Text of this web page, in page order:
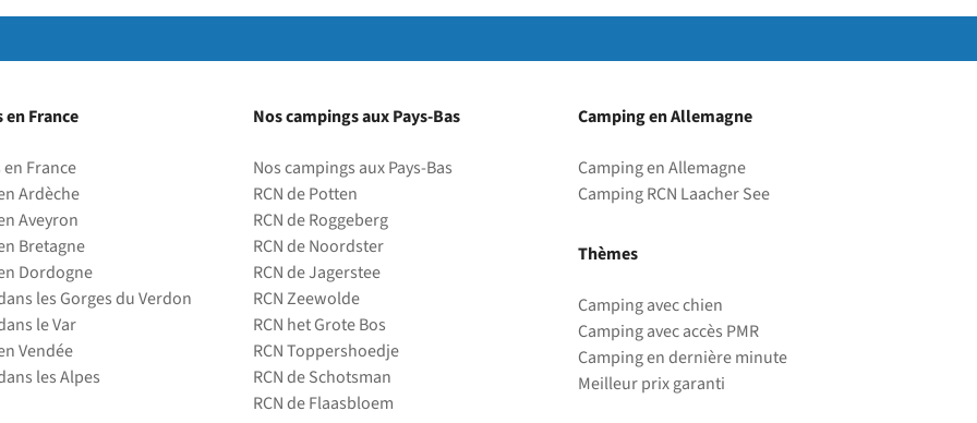
France
France
Ardèche
Aveyron
Bretagne
Dordogne
les Gorges du Verdon
le Var
Vendée
les Alpes
Nos campings aux Pays-Bas
Nos campings aux Pays-Bas
RCN de Potten
RCN de Roggeberg
RCN de Noordster
RCN de Jagerstee
RCN Zeewolde
RCN het Grote Bos
RCN Toppershoedje
RCN de Schotsman
RCN de Flaasbloem
Camping en Allemagne
Camping en Allemagne
Camping RCN Laacher See
Thèmes
Camping avec chien
Camping avec accès PMR
Camping en dernière minute
Meilleur prix garanti